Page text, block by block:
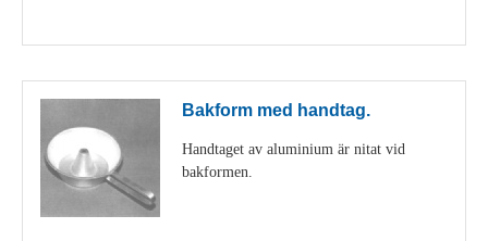
Bakform med handtag.
Handtaget av aluminium är nitat vid
bakformen.